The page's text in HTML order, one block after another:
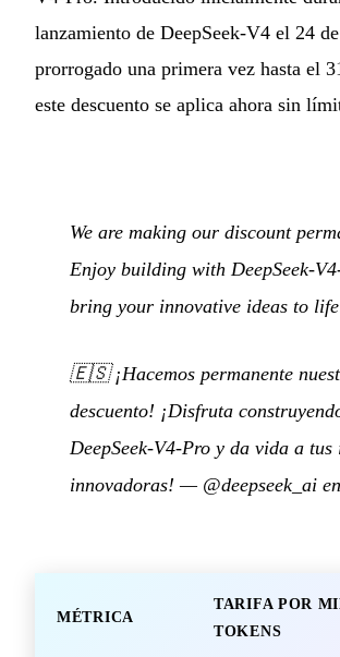
lanzamiento de DeepSeek-V4 el 24
prorrogado una primera vez hasta el
este descuento se aplica ahora sin
We are making our discount
Enjoy building with DeepSeek-
bring your innovative ideas to
🇪🇸¡Hacemos permanente
descuento! ¡Disfruta
DeepSeek-V4-Pro y da vida a tus
innovadoras! — @deepseek_ai
MÉTRICA
TARIFA POR
TOKENS